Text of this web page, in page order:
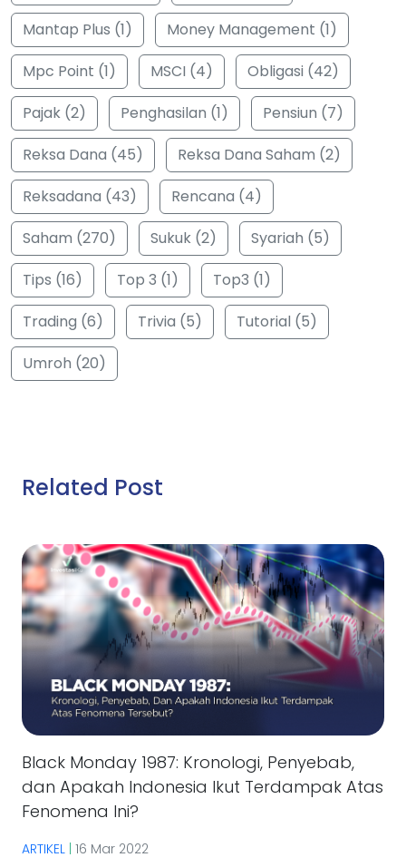
Mantap Plus (1)
Money Management (1)
Mpc Point (1)
MSCI (4)
Obligasi (42)
Pajak (2)
Penghasilan (1)
Pensiun (7)
Reksa Dana (45)
Reksa Dana Saham (2)
Reksadana (43)
Rencana (4)
Saham (270)
Sukuk (2)
Syariah (5)
Tips (16)
Top 3 (1)
Top3 (1)
Trading (6)
Trivia (5)
Tutorial (5)
Umroh (20)
Related Post
Black Monday 1987: Kronologi, Penyebab,
dan Apakah Indonesia Ikut Terdampak Atas
Fenomena Ini?
ARTIKEL | 16 Mar 2022